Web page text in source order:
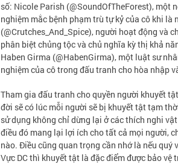
số: Nicole Parish (@SoundOfTheForest), một
nghiệm mắc bệnh phạm trù tự kỷ của cô khi
(@Crutches_And_Spice), người hoạt động và
phân biệt chủng tộc và chủ nghĩa kỳ thị khả
Haben Girma (@HabenGirma), một luật sư
nghiệm của cô trong đấu tranh cho hòa nhập
Tham gia đấu tranh cho quyền người khuyết
đời sẽ có lúc mỗi người sẽ bị khuyết tật tạm
sử dụng không chỉ dừng lại ở các thích nghi
điều đó mang lại lợi ích cho tất cả mọi người,
nào. Điều cũng quan trọng cần nhớ là nếu quý
Vực DC thì khuyết tật là đặc điểm được bảo